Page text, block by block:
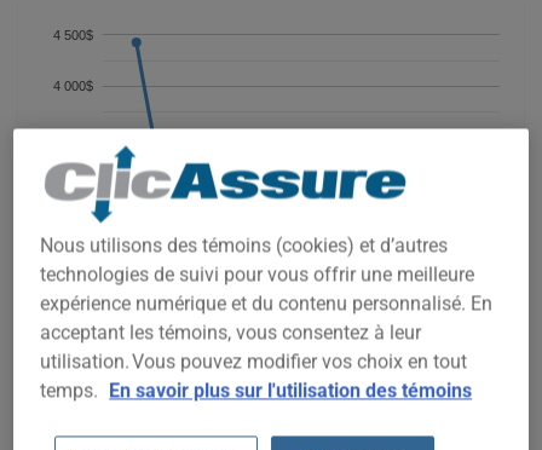
2021 2022 2023 2024 2025 2026
1 500$
2 000$
2 500$
3 000$
4 000$
4 500$
Nous utilisons des témoins (cookies) et d’autres
technologies de suivi pour vous offrir une meilleure
expérience numérique et du contenu personnalisé. En
acceptant les témoins, vous consentez à leur
utilisation. Vous pouvez modifier vos choix en tout
temps. En savoir plus sur l'utilisation des témoins